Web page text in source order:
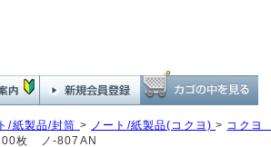
/紙製品/封筒 > ノート/紙製品(コクヨ) > コクヨ
枚 ノ-807AN